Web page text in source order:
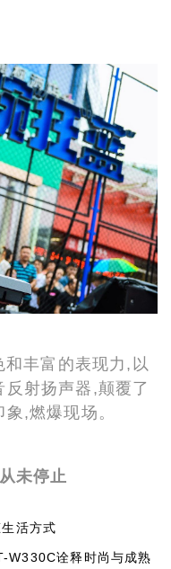
丰富的表现力,以
射扬声器,颠覆了
,燃爆现场。
未停止
活方式
W330C诠释时尚与成熟